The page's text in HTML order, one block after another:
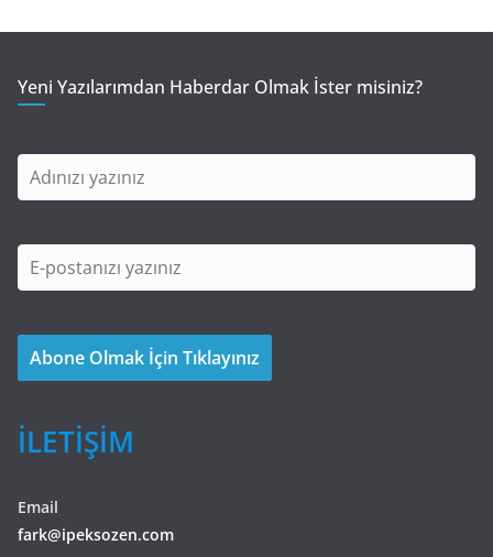
Yeni Yazılarımdan Haberdar Olmak İster misiniz?
İLETİŞİM
Email
fark@ipeksozen.com